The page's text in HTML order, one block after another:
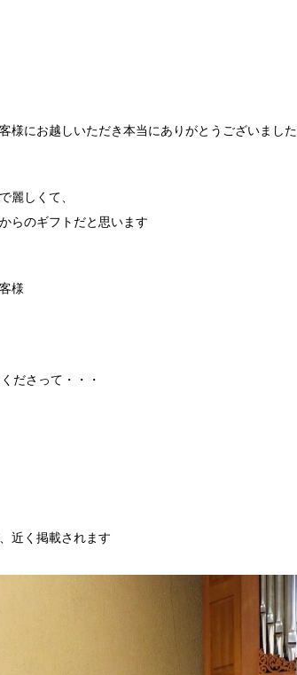
様にお越しいただき本当にありがとうございました
麗しくて、
らのギフトだと思います
様
ださって・・・
近く掲載されます